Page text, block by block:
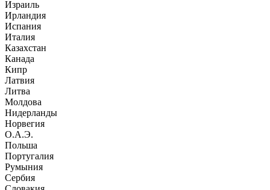
Израиль
Ирландия
Испания
Италия
Казахстан
Канада
Кипр
Латвия
Литва
Молдова
Нидерланды
Норвегия
О.А.Э.
Польша
Португалия
Румыния
Сербия